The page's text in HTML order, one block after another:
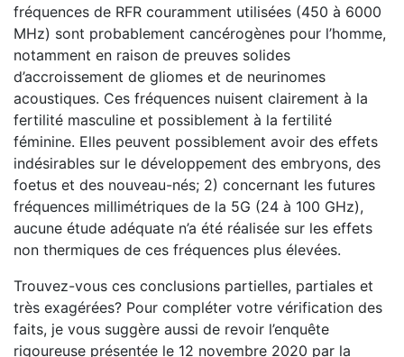
fréquences de RFR couramment utilisées (450 à 6000
MHz) sont probablement cancérogènes pour l’homme,
notamment en raison de preuves solides
d’accroissement de gliomes et de neurinomes
acoustiques. Ces fréquences nuisent clairement à la
fertilité masculine et possiblement à la fertilité
féminine. Elles peuvent possiblement avoir des effets
indésirables sur le développement des embryons, des
foetus et des nouveau-nés; 2) concernant les futures
fréquences millimétriques de la 5G (24 à 100 GHz),
aucune étude adéquate n’a été réalisée sur les effets
non thermiques de ces fréquences plus élevées.
Trouvez-vous ces conclusions partielles, partiales et
très exagérées? Pour compléter votre vérification des
faits, je vous suggère aussi de revoir l’enquête
rigoureuse présentée le 12 novembre 2020 par la